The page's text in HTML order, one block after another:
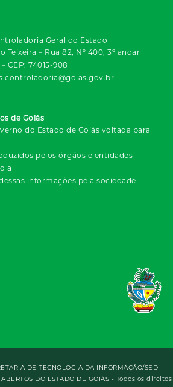
Geral do Estado
Teixeira – Rua 82, Nº 400, 3º andar
CEP: 74015-908
de Goiás
do Estado de Goiás voltada para
pelos órgãos e entidades
a
informações pela sociedade.
DE TECNOLOGIA DA INFORMAÇÃO/SEDI
DO ESTADO DE GOIÁS - Todos os direitos